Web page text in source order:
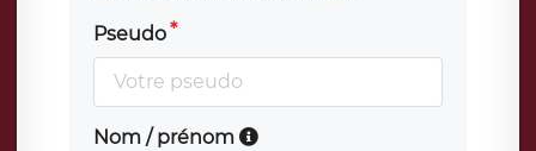
Pseudo
Nom / prénom